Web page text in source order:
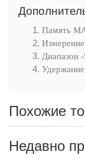
Память
Диапазон
Похожие
Недавно